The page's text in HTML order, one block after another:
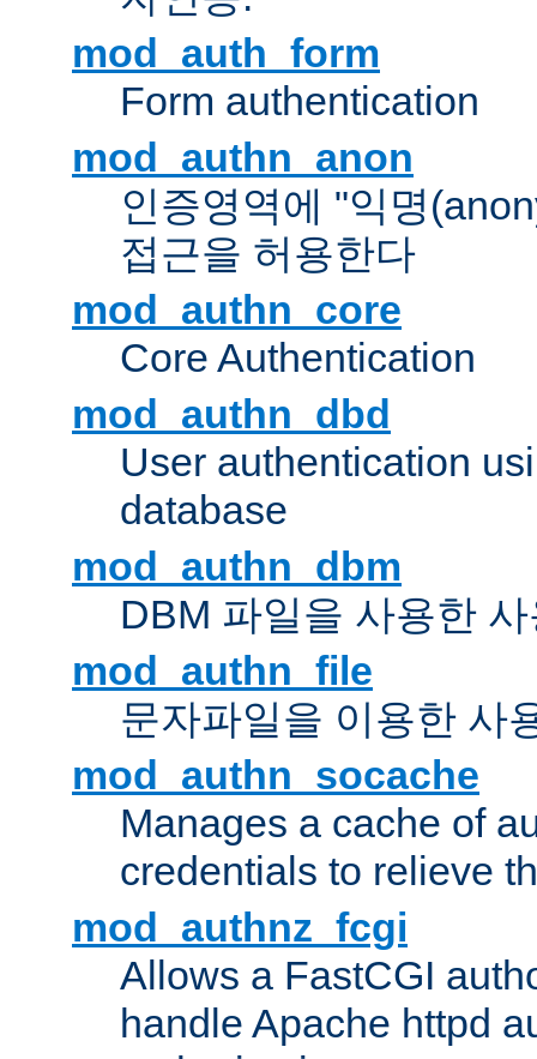
mod_auth_form
Form authentication
mod_authn_anon
인증영역에 "익명
접근을 허용한다
mod_authn_core
Core Authentication
mod_authn_dbd
User authentication
database
mod_authn_dbm
DBM 파일을 사용한
mod_authn_file
문자파일을 이용한 사
mod_authn_socache
Manages a cache of
credentials to relieve
mod_authnz_fcgi
Allows a FastCGI
handle Apache httpd